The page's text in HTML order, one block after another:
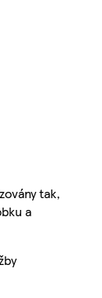
tak,
a